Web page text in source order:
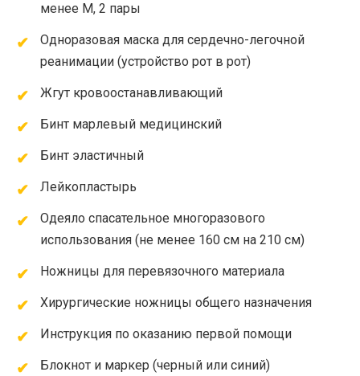
менее М, 2 пары
Одноразовая маска для сердечно-легочной
реанимации (устройство рот в рот)
Жгут кровоостанавливающий
Бинт марлевый медицинский
Бинт эластичный
Лейкопластырь
Одеяло спасательное многоразового
использования (не менее 160 см на 210 см)
Ножницы для перевязочного материала
Хирургические ножницы общего назначения
Инструкция по оказанию первой помощи
Блокнот и маркер (черный или синий)